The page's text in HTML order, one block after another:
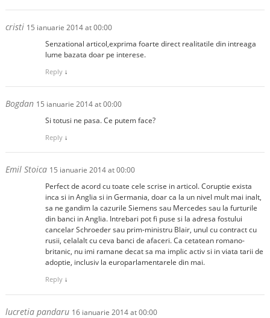
cristi 15 ianuarie 2014 at 00:00
Senzational articol,exprima foarte direct realitatile din intreaga
lume bazata doar pe interese.
Reply ↓
Bogdan 15 ianuarie 2014 at 00:00
Si totusi ne pasa. Ce putem face?
Reply ↓
Emil Stoica 15 ianuarie 2014 at 00:00
Perfect de acord cu toate cele scrise in articol. Coruptie exista
inca si in Anglia si in Germania, doar ca la un nivel mult mai inalt,
sa ne gandim la cazurile Siemens sau Mercedes sau la furturile
din banci in Anglia. Intrebari pot fi puse si la adresa fostului
cancelar Schroeder sau prim-ministru Blair, unul cu contract cu
rusii, celalalt cu ceva banci de afaceri. Ca cetatean romano-
britanic, nu imi ramane decat sa ma implic activ si in viata tarii de
adoptie, inclusiv la europarlamentarele din mai.
Reply ↓
lucretia pandaru 16 ianuarie 2014 at 00:00